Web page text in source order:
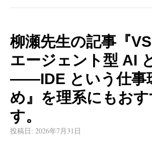
柳瀬先生の記事『
エージェント型 AI
——IDE という仕事
め』を理系にもおす
す。
投稿日: 2026年7月31日